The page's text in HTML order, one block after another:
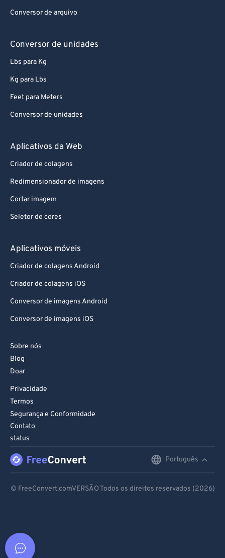
Conversor de arquivo
Conversor de unidades
Lbs para Kg
Kg para Lbs
Feet para Meters
Conversor de unidades
Aplicativos da Web
Criador de colagens
Redimensionador de imagens
Cortar imagem
Seletor de cores
Aplicativos móveis
Criador de colagens Android
Criador de colagens iOS
Conversor de imagens Android
Conversor de imagens iOS
Sobre nós
Blog
Doar
Privacidade
Termos
Segurança e Conformidade
Contato
status
Português
© FreeConvert.comVERSÃO Todos os direitos reservados (2026)